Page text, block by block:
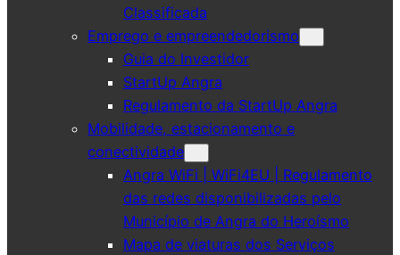
Classificada
Emprego e empreendedorismo
Guia do Investidor
StartUp Angra
Regulamento da StartUp Angra
Mobilidade, estacionamento e
conectividade
Angra WiFi | WiFi4EU | Regulamento
das redes disponibilizadas pelo
Município de Angra do Heroísmo
Mapa de viaturas dos Serviços